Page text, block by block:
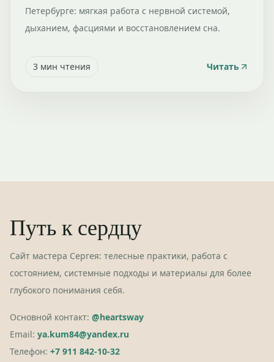
Петербурге: мягкая работа с нервной системой,
дыханием, фасциями и восстановлением сна.
3 мин чтения Читать
Путь к сердцу
Сайт мастера Сергея: телесные практики, работа с
состоянием, системные подходы и материалы для более
глубокого понимания себя.
Основной контакт: @heartsway
Email: ya.kum84@yandex.ru
Телефон: +7 911 842-10-32